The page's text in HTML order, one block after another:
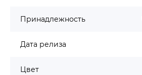
Принадлежность
Дата релиза
Цвет